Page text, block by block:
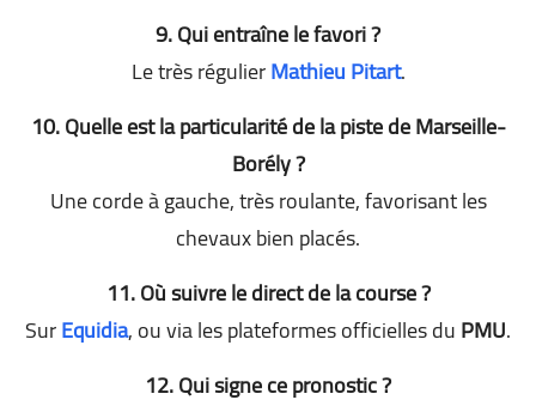
9. Qui entraîne le favori ?
Le très régulierMathieu Pitart.
10. Quelle est la particularité de la piste de Marseille-
Borély ?
Une corde à gauche, très roulante, favorisant les
chevaux bien placés.
11. Où suivre le direct de la course ?
SurEquidia, ou via les plateformes officielles duPMU.
12. Qui signe ce pronostic ?